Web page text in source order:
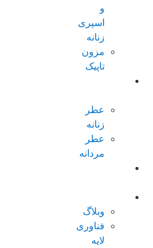
و
اسپری
زنانه
مزون
تاپیک
عطر
زنانه
عطر
مردانه
وبلاگ
فناوری
لایه